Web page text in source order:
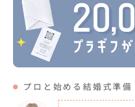
プロと始める結婚式準備